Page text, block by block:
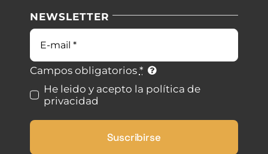
Blog
Contacto
Condiciones de uso
Ley de cookies
Desistimiento
NEWSLETTER
Correo
electrónico
Campos obligatorios *
He leido y acepto la política de
privacidad
Suscribirse